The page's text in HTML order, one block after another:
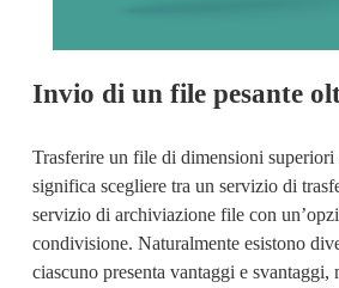
Invio di un file pesante
Trasferire un file di dimensioni superiori
significa scegliere tra un servizio di
servizio di archiviazione file con
condivisione. Naturalmente esistono
ciascuno presenta vantaggi e svantaggi,